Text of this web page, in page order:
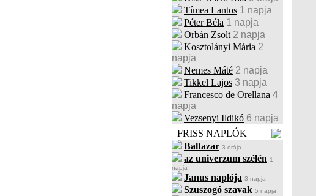
Tímea Lantos 1 napja
Péter Béla 1 napja
Orbán Zsolt 2 napja
Kosztolányi Mária 2
napja
Nemes Máté 2 napja
Tikkel Lajos 3 napja
Francesco de Orellana 4
napja
Vezsenyi Ildikó 6 napja
FRISS NAPLÓK
Baltazar 3 órája
az univerzum szélén 1
napja
Janus naplója 3 napja
Szuszogó szavak 5 napja